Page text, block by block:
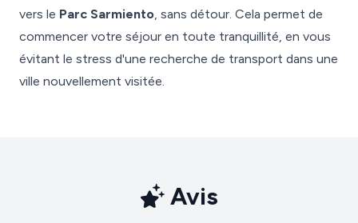
vers le Parc Sarmiento, sans détour. Cela permet de
commencer votre séjour en toute tranquillité, en vous
évitant le stress d'une recherche de transport dans une
ville nouvellement visitée.
Avis